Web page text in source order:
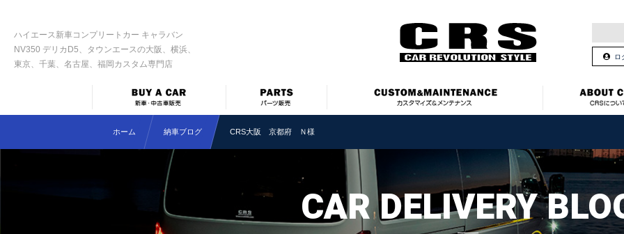
ハイエース新車コンプリートカー キャラバン
NV350 デリカD5、タウンエースの大阪、横浜、
東京、千葉、名古屋、福岡カスタム専門店
ロ
ホーム 納車ブログ CRS大阪 京都府 Ｎ様
CAR DELIVERY